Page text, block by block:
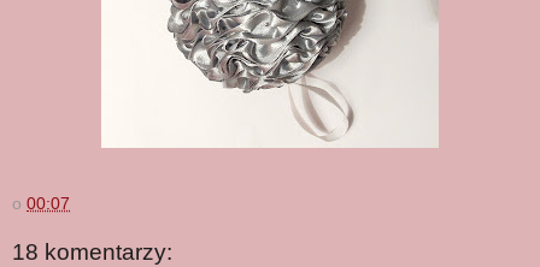
o 00:07
18 komentarzy: